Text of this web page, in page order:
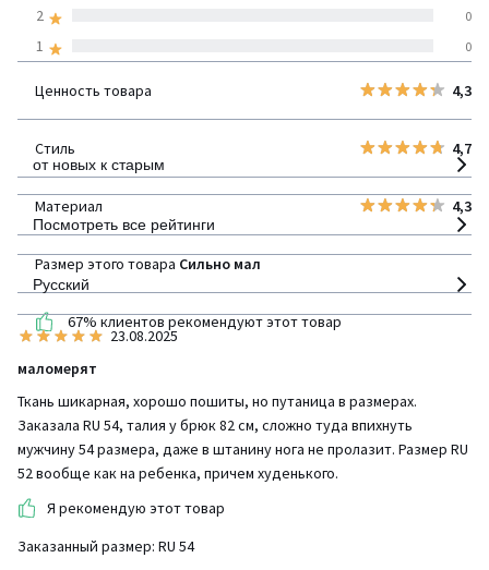
1 0
2 0
Ценность товара 4,3
Стиль 4,7
Материал 4,3
Размер этого товара Сильно мал
67% клиентов рекомендуют этот товар
от новых к старым
Посмотреть все рейтинги
Русский
23.08.2025
маломерят
Ткань шикарная, хорошо пошиты, но путаница в размерах.
Заказала RU 54, талия у брюк 82 см, сложно туда впихнуть
мужчину 54 размера, даже в штанину нога не пролазит. Размер RU
52 вообще как на ребенка, причем худенького.
Я рекомендую этот товар
Заказанный размер: RU 54